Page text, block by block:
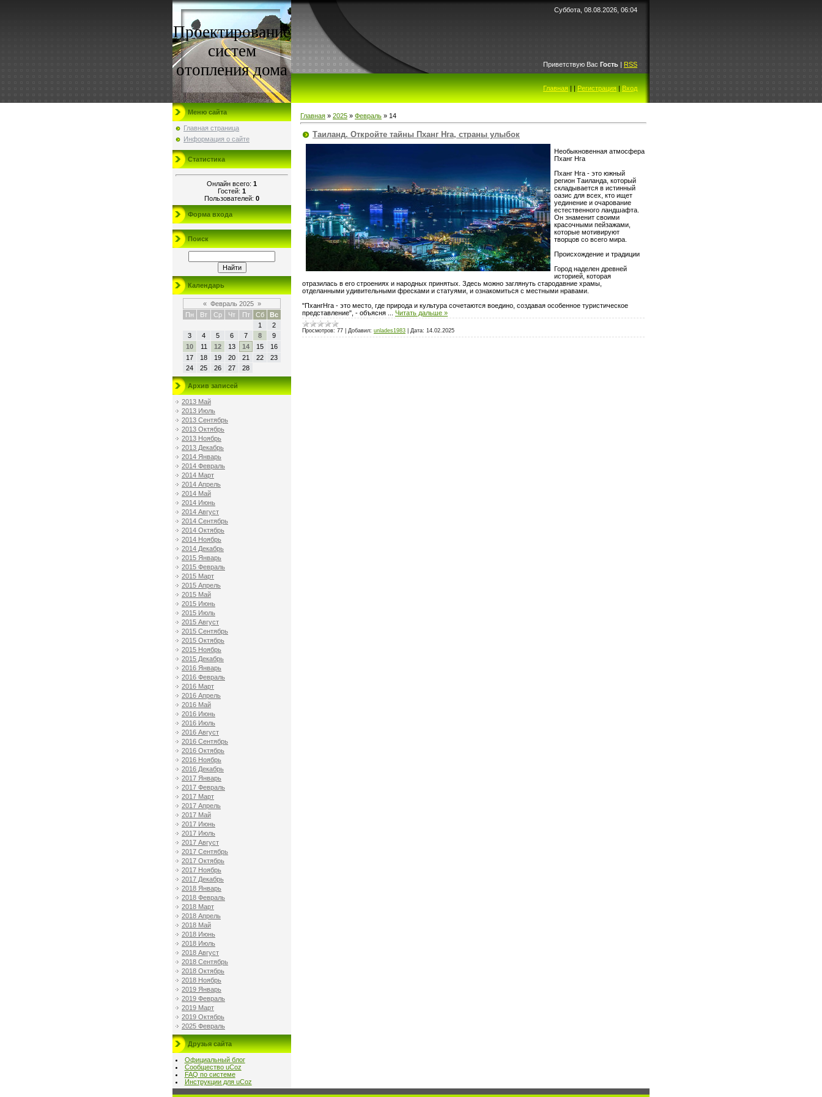
Проектирование
систем
отопления дома
Суббота, 08.08.2026, 06:04
Приветствую Вас Гость | RSS
Главная||Регистрация|Вход
Меню сайта
Главная страница
Информация о сайте
Статистика
Онлайн всего: 1
Гостей: 1
Пользователей: 0
Форма входа
Поиск
Календарь
« Февраль 2025 »
Пн
Вт Ср Чт Пт Сб
Вс
1
2
3
4 5 6 7 8
9
10
11 12 13 14 15
16
17
18 19 20 21 22
23
24
25 26 27 28
Архив записей
2013 Май
2013 Июль
2013 Сентябрь
2013 Октябрь
2013 Ноябрь
2013 Декабрь
2014 Январь
2014 Февраль
2014 Март
2014 Апрель
2014 Май
2014 Июнь
2014 Август
2014 Сентябрь
2014 Октябрь
2014 Ноябрь
2014 Декабрь
2015 Январь
2015 Февраль
2015 Март
2015 Апрель
2015 Май
2015 Июнь
2015 Июль
2015 Август
2015 Сентябрь
2015 Октябрь
2015 Ноябрь
2015 Декабрь
2016 Январь
2016 Февраль
2016 Март
2016 Апрель
2016 Май
2016 Июнь
2016 Июль
2016 Август
2016 Сентябрь
2016 Октябрь
2016 Ноябрь
2016 Декабрь
2017 Январь
2017 Февраль
2017 Март
2017 Апрель
2017 Май
2017 Июнь
2017 Июль
2017 Август
2017 Сентябрь
2017 Октябрь
2017 Ноябрь
2017 Декабрь
2018 Январь
2018 Февраль
2018 Март
2018 Апрель
2018 Май
2018 Июнь
2018 Июль
2018 Август
2018 Сентябрь
2018 Октябрь
2018 Ноябрь
2019 Январь
2019 Февраль
2019 Март
2019 Октябрь
2025 Февраль
Друзья сайта
Официальный блог
Сообщество uCoz
FAQ по системе
Инструкции для uCoz
Главная » 2025 » Февраль » 14
Таиланд. Откройте тайны Пханг Нга, страны улыбок
Необыкновенная атмосфера
Пханг Нга
Пханг Нга - это южный
регион Таиланда, который
складывается в истинный
оазис для всех, кто ищет
уединение и очарование
естественного ландшафта.
Он знаменит своими
красочными пейзажами,
которые мотивируют
творцов со всего мира.
Происхождение и традиции
Город наделен древней
историей, которая
отразилась в его строениях и народных принятых. Здесь можно заглянуть стародавние храмы,
отделанными удивительными фресками и статуями, и ознакомиться с местными нравами.
"ПхангНга - это место, где природа и культура сочетаются воедино, создавая особенное туристическое
представление", - объясня
Читать дальше »
Просмотров: 77 Добавил: unlades1983 Дата: 14.02.2025